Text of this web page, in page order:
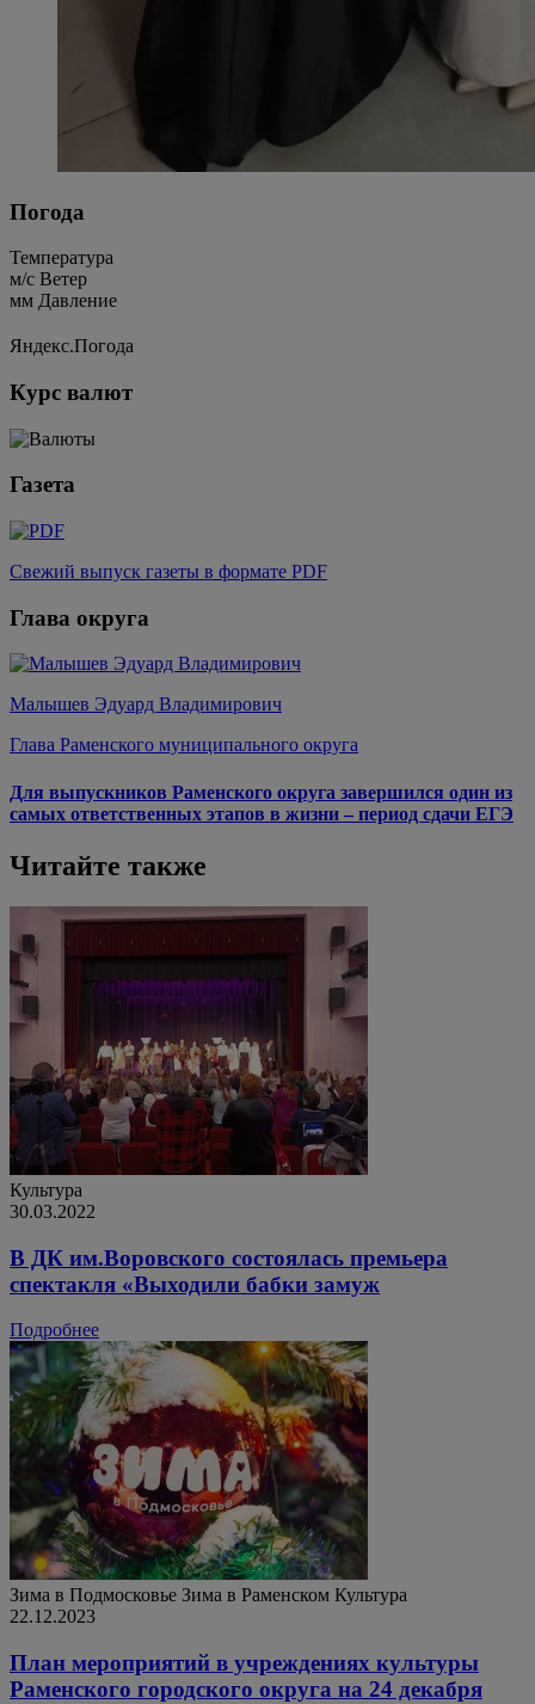
Погода
Температура
м/c Ветер
мм Давление
Яндекс.Погода
Курс валют
Газета
Свежий выпуск газеты в формате PDF
Глава округа
Малышев Эдуард Владимирович
Глава Раменского муниципального округа
Для выпускников Раменского округа завершился один из
самых ответственных этапов в жизни – период сдачи ЕГЭ
Читайте также
Культура
30.03.2022
В ДК им.Воровского состоялась премьера
спектакля «Выходили бабки замуж
Подробнее
Зима в Подмосковье Зима в Раменском Культура
22.12.2023
План мероприятий в учреждениях культуры
Раменского городского округа на 24 декабря